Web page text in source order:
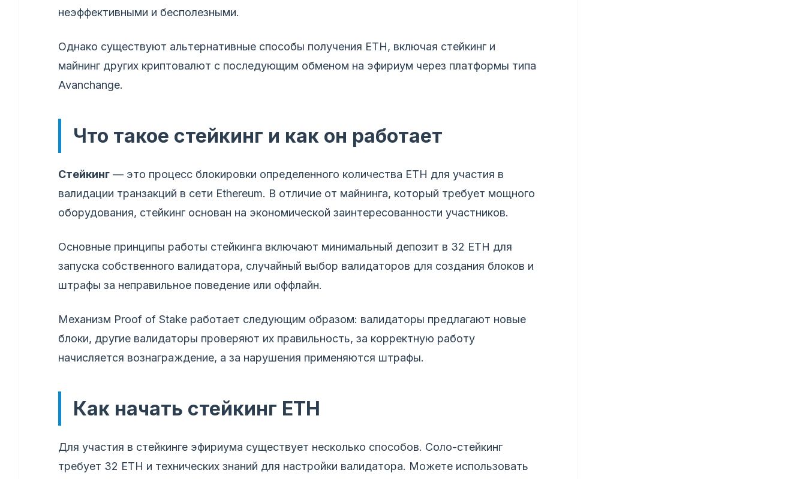
неэффективными и бесполезными.
Однако существуют альтернативные способы получения ETH, включая стейкинг и
майнинг других криптовалют с последующим обменом на эфириум через платформы типа
Avanchange.
Что такое стейкинг и как он работает
Стейкинг — это процесс блокировки определенного количества ETH для участия в
валидации транзакций в сети Ethereum. В отличие от майнинга, который требует мощного
оборудования, стейкинг основан на экономической заинтересованности участников.
Основные принципы работы стейкинга включают минимальный депозит в 32 ETH для
запуска собственного валидатора, случайный выбор валидаторов для создания блоков и
штрафы за неправильное поведение или оффлайн.
Механизм Proof of Stake работает следующим образом: валидаторы предлагают новые
блоки, другие валидаторы проверяют их правильность, за корректную работу
начисляется вознаграждение, а за нарушения применяются штрафы.
Как начать стейкинг ETH
Для участия в стейкинге эфириума существует несколько способов. Соло-стейкинг
требует 32 ETH и технических знаний для настройки валидатора. Можете использовать